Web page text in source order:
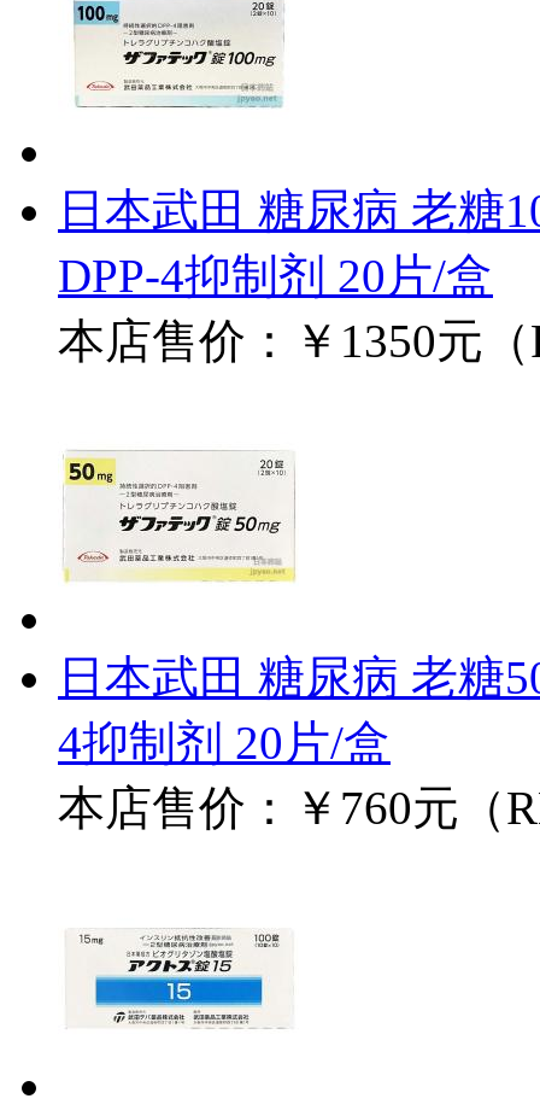
日本武田 糖尿病 老糖
DPP-4抑制剂 20片/盒
本店售价：
￥1350元
日本武田 糖尿病 老糖
4抑制剂 20片/盒
本店售价：
￥760元（